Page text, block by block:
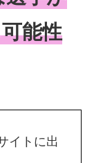
能性
イトに出